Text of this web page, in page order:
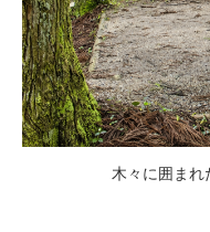
木々に囲まれ